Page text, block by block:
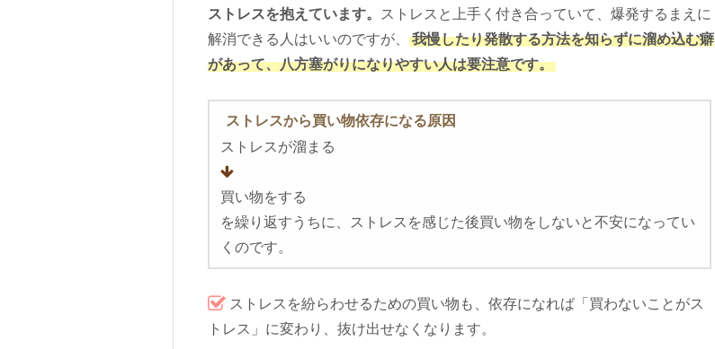
ストレスを抱えています。
ストレスと上手く付き合っていて、爆発するまえに
解消できる人はいいのですが、
我慢したり発散する方法を知らずに溜め込む癖
があって、八方塞がりになりやすい人は要注意です。
ストレスから買い物依存になる原因
ストレスが溜まる
買い物をする
を繰り返すうちに、ストレスを感じた後買い物をしないと不安になってい
くのです。
ストレスを紛らわせるための買い物も、依存になれば「買わないことがス
トレス」に変わり、抜け出せなくなります。